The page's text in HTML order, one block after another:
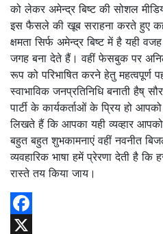
को लेकर अमेन्द्र बिष्ट की सोशल
इस फैसले की खूब सराहना करते हुए
क्षमता सिर्फ अमेन्द्र बिष्ट में है यही
जगह बना देते हैं। वहीं फेसबुक पर
रूप को परिभाषित करने हेतु
स्वाभाविक जनप्रतिनिधि बनाती हैष्
पार्टी के कार्यकर्ताओं के प्रिय हो
लिखते हैं कि आपका यही व्यव्हार
बहुत बहुत शुभकामनाएं वहीं नवनीत
व्यवहारिक भाषा हमें प्रेरणा देती है
रास्ते तय किया जाय।
Facebook